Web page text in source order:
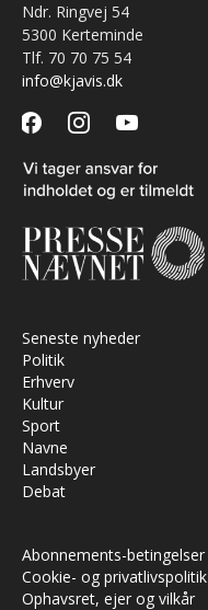
Ndr. Ringvej 54
5300 Kerteminde
Tlf. 70 70 75 54
info@kjavis.dk
facebookinstagramyoutube
Seneste nyheder
Politik
Erhverv
Kultur
Sport
Navne
Landsbyer
Debat
Abonnements-betingelser
Cookie- og privatlivspolitik
Ophavsret, ejer og vilkår